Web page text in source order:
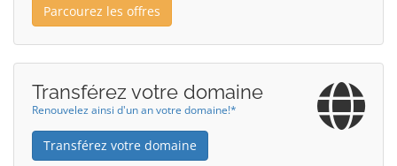
Parcourez les offres
Transférez votre domaine
Renouvelez ainsi d'un an votre domaine!*
Transférez votre domaine